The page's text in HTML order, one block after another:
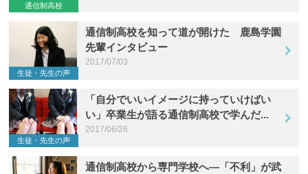
通信制高校
生徒・先生の声
通信制高校を知って道が開けた 鹿島学園
先輩インタビュー
2017/07/03
生徒・先生の声
「自分でいいイメージに持っていけばい
い」卒業生が語る通信制高校で学んだ...
2017/06/26
通信制高校から専門学校へ―「不利」が武